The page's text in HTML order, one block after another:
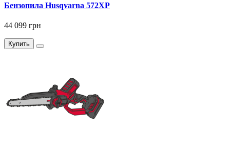
Бензопила Husqvarna 572XP
44 099 грн
Купить